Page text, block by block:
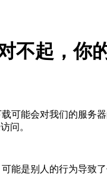
不起，你
可能会对我们的服务
问。
能是别人的行为导致